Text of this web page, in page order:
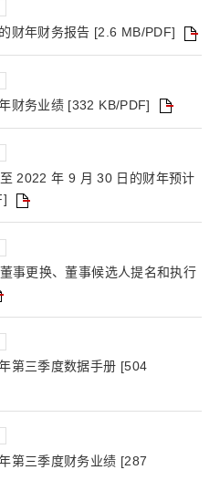
财年财务报告 [2.6 MB/PDF]
财务业绩 [332 KB/PDF]
2022 年 9 月 30 日的财年预计
事更换、董事候选人提名和执行
第三季度数据手册 [504
第三季度财务业绩 [287